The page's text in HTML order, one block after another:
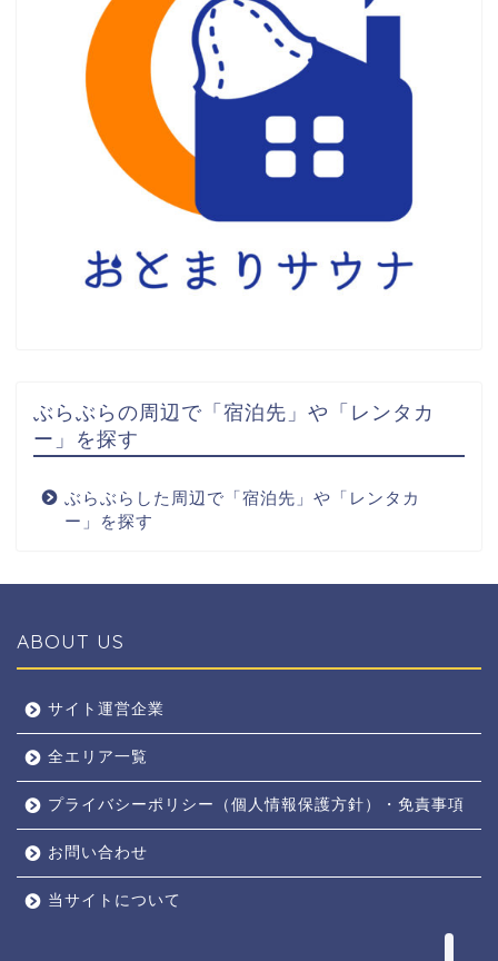
ぶらぶらの周辺で「宿泊先」や「レンタカ
ー」を探す
ぶらぶらした周辺で「宿泊先」や「レンタカ
ー」を探す
ABOUT US
サイト運営企業
全エリア一覧
プライバシーポリシー（個人情報保護方針）・免責事項
お問い合わせ
当サイトについて
奈良